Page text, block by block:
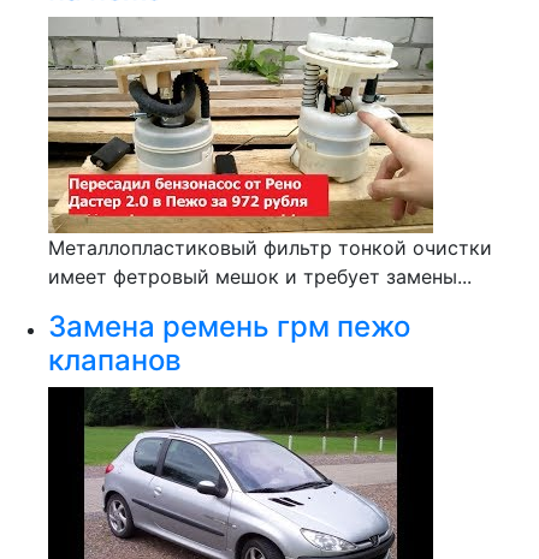
Металлопластиковый фильтр тонкой очистки
имеет фетровый мешок и требует замены...
Замена ремень грм пежо
клапанов